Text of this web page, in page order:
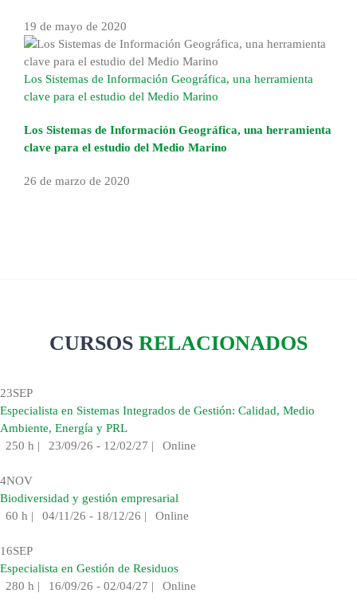
19 de mayo de 2020
Los Sistemas de Información Geográfica, una herramienta
clave para el estudio del Medio Marino
Los Sistemas de Información Geográfica, una herramienta
clave para el estudio del Medio Marino
26 de marzo de 2020
CURSOS RELACIONADOS
23SEP
Especialista en Sistemas Integrados de Gestión: Calidad, Medio
Ambiente, Energía y PRL
250 h | 23/09/26 - 12/02/27 | Online
4NOV
Biodiversidad y gestión empresarial
60 h | 04/11/26 - 18/12/26 | Online
16SEP
Especialista en Gestión de Residuos
280 h | 16/09/26 - 02/04/27 | Online